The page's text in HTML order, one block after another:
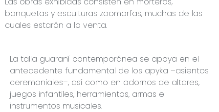
banquetas y esculturas zoomorfas, muchas de las
cuales estarán a la venta.
La talla guaraní contemporánea se apoya en el
antecedente fundamental de los apyka –asientos
ceremoniales–, así como en adornos de altares,
juegos infantiles, herramientas, armas e
instrumentos musicales.